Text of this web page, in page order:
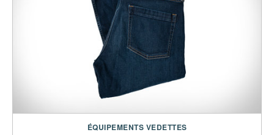
ÉQUIPEMENTS VEDETTES